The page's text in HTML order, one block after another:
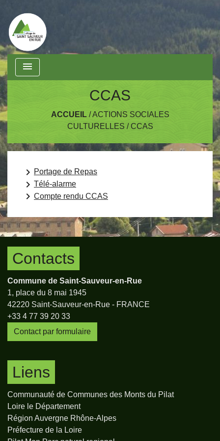
menu
CCAS
ACCUEIL/ACTIONS SOCIALES
CULTURELLES /CCAS
keyboard_arrow_right Portage de Repas
keyboard_arrow_right Télé-alarme
keyboard_arrow_right Compte rendu CCAS
Contacts
Commune de Saint-Sauveur-en-Rue
1, place du 8 mai 1945
42220 Saint-Sauveur-en-Rue - FRANCE
+33 4 77 39 20 33
Contact par formulaire
Liens
Communauté de Communes des Monts du Pilat
Loire le Département
Région Auvergne Rhône-Alpes
Préfecture de la Loire